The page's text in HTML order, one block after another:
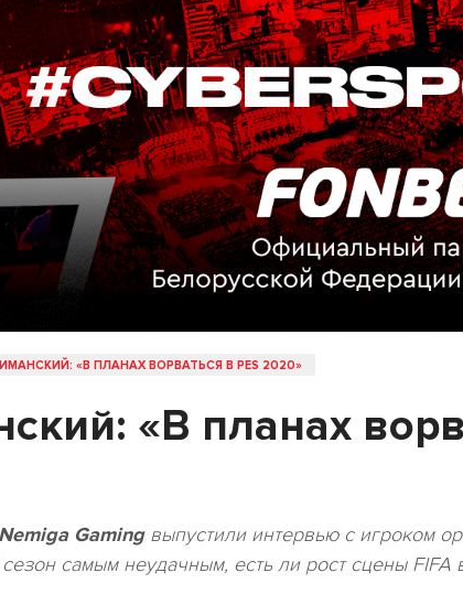
«В ПЛАНАХ ВОРВАТЬСЯ В PES 2020»
«В планах
Nemiga Gamingвыпустили интервью с игроком
самым неудачным, есть ли рост сцены